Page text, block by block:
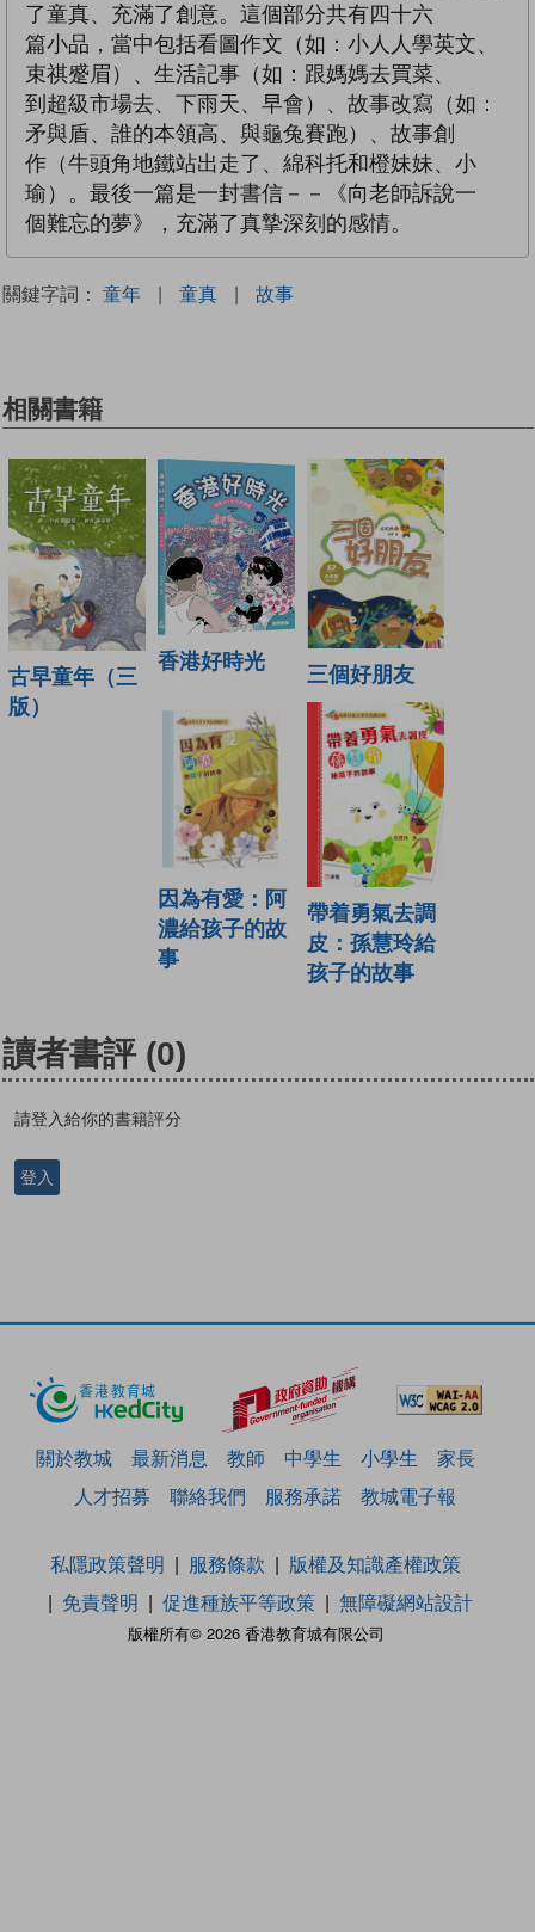
了童真、充滿了創意。這個部分共有四十六
篇小品，當中包括看圖作文（如：小人人學英文、
束祺蹙眉）、生活記事（如：跟媽媽去買菜、
到超級市場去、下雨天、早會）、故事改寫（如：
矛與盾、誰的本領高、與龜兔賽跑）、故事創
作（牛頭角地鐵站出走了、綿科托和橙妹妹、小
瑜）。最後一篇是一封書信－－《向老師訴說一
個難忘的夢》，充滿了真摯深刻的感情。
關鍵字詞： 童年 | 童真 | 故事
相關書籍
古早童年（三
版）
香港好時光
三個好朋友
因為有愛：阿
濃給孩子的故
事
帶着勇氣去調
皮：孫慧玲給
孩子的故事
讀者書評 (0)
請登入給你的書籍評分
登入
關於教城 最新消息 教師 中學生 小學生
家長
人才招募
聯絡我們 服務承諾 教城電子報
版權所有© 2026 香港教育城有限公司
私隱政策聲明 服務條款
版權及知識產權政策
免責聲明
促進種族平等政策 無障礙網站設計